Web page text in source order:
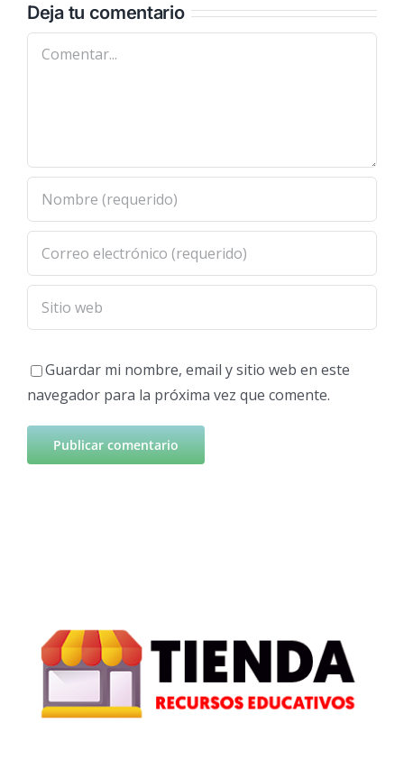
Deja tu comentario
Comentar
Guardar mi nombre, email y sitio web en este
navegador para la próxima vez que comente.